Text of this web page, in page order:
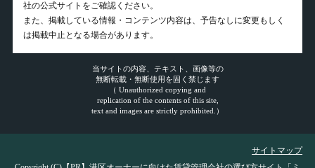
社の公式サイトをご確認ください。
また、掲載している情報・コンテンツ内容は、予告なしに変更もしく
は掲載中止となる場合があります。
当サイトの内容、テキスト、画像等の
無断転載・無断使用を固く禁じます
（ Unauthorized copying and
replication of the contents of this site,
text and images are strictly prohibited.）
サイトマップ